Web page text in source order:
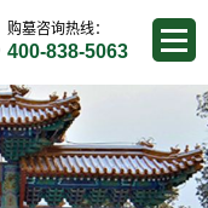
购墓咨询热线：
400-838-5063